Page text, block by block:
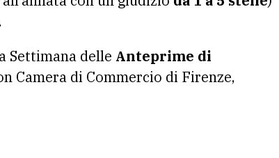
Settimana delle Anteprime di
Camera di Commercio di Firenze,